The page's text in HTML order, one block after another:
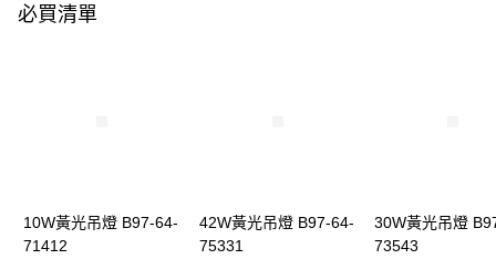
【注意事項】
請求用戶進行身份認證。
５．嚴禁一人註冊多個帳號或使用他人資訊註冊。若發現惡意使用之情形，
必買清單
10W黃光吊燈 B97-64-
71412
42W黃光吊燈 B97-64-
75331
30W黃光吊燈
73543